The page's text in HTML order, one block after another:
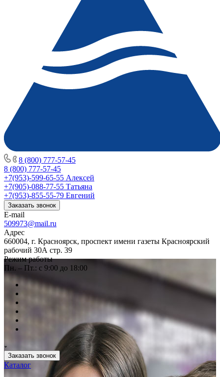
8 (800) 777-57-45
8 (800) 777-57-45
+7(953)-599-65-55 Алексей
+7(905)-088-77-55 Татьяна
+7(953)-855-55-79 Евгений
Заказать звонок
E-mail
509973@mail.ru
Адрес
660004, г. Красноярск, проспект имени газеты Красноярский
рабочий 30А стр. 39
Режим работы
Пн. – Пт.: с 9:00 до 18:00
Заказать звонок
Каталог